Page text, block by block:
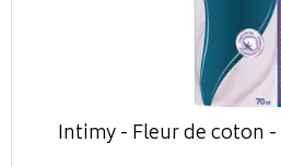
Intimy - Fleur de coton